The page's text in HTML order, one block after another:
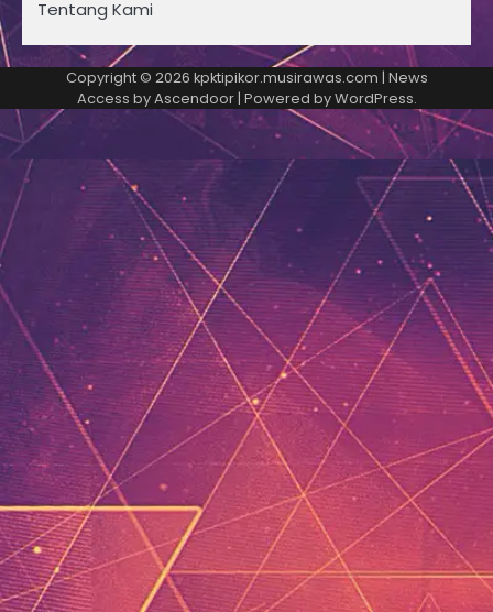
Tentang Kami
Copyright © 2026 kpktipikor.musirawas.com | News
Access byAscendoor| Powered byWordPress.